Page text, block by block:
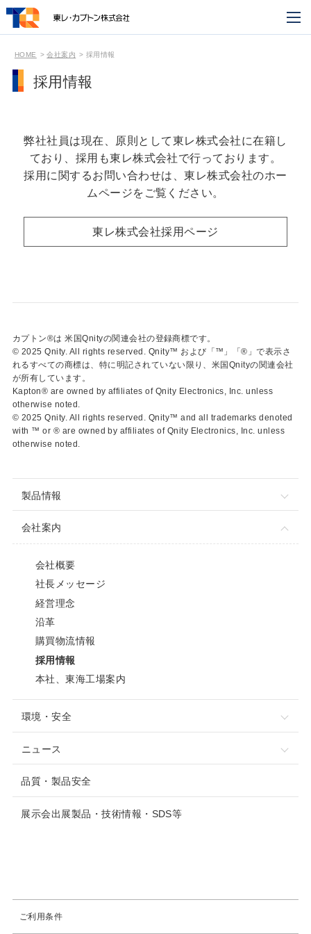
HOME 会社案内 採用情報
採用情報
弊社社員は現在、原則として東レ株式会社に在籍し
ており、採用も東レ株式会社で行っております。
採用に関するお問い合わせは、東レ株式会社のホー
ムページをご覧ください。
東レ株式会社採用ページ
カプトン®は 米国Qnityの関連会社の登録商標です。
© 2025 Qnity. All rights reserved. Qnity™ および「™」「®」で表示さ
れるすべての商標は、特に明記されていない限り、米国Qnityの関連会社
が所有しています。
Kapton® are owned by affiliates of Qnity Electronics, Inc. unless
otherwise noted.
© 2025 Qnity. All rights reserved. Qnity™ and all trademarks denoted
with ™ or ® are owned by affiliates of Qnity Electronics, Inc. unless
otherwise noted.
製品情報
会社案内
会社概要
社長メッセージ
経営理念
沿革
購買物流情報
採用情報
本社、東海工場案内
環境・安全
ニュース
品質・製品安全
展示会出展製品・技術情報・SDS等
ご利用条件